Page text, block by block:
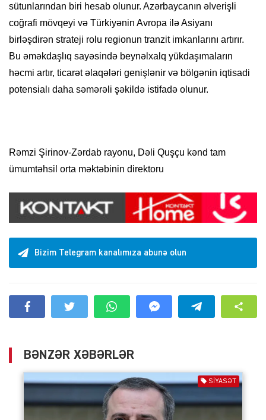
sütunlarından biri hesab olunur. Azərbaycanın əlverişli
coğrafi mövqeyi və Türkiyənin Avropa ilə Asiyanı
birləşdirən strateji rolu regionun tranzit imkanlarını artırır.
Bu əməkdaşlıq sayəsində beynəlxalq yükdaşımaların
həcmi artır, ticarət əlaqələri genişlənir və bölgənin iqtisadi
potensialı daha səmərəli şəkildə istifadə olunur.
Rəmzi Şirinov-Zərdab rayonu, Dəli Quşçu kənd tam
ümumtəhsil orta məktəbinin direktoru
Bizim Telegram kanalımıza abunə olun
BƏNZƏR XƏBƏRLƏR
SIYASƏT